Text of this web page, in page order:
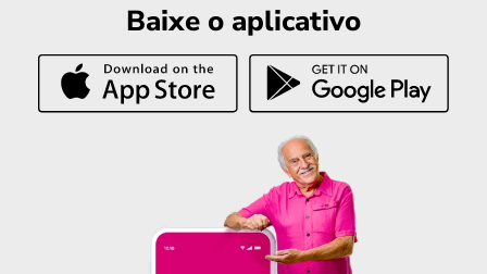
Baixe o aplicativo